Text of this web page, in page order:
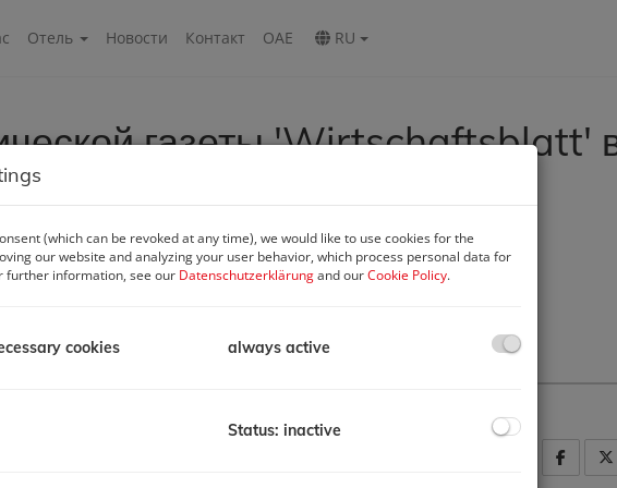
Oтель Новости Контакт ОАЕ RU
газеты 'Wirtschaftsblatt'
wir-Russen-sind-ist-alles-teurer
(which can be revoked at any time), we would like to use cookies for the
our website and analyzing your user behavior, which process personal data for
further information, see our Datenschutzerklärungand ourCookie Policy.
cookies always active
Status: inactive